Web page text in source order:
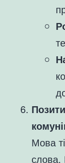
Мова
слова.